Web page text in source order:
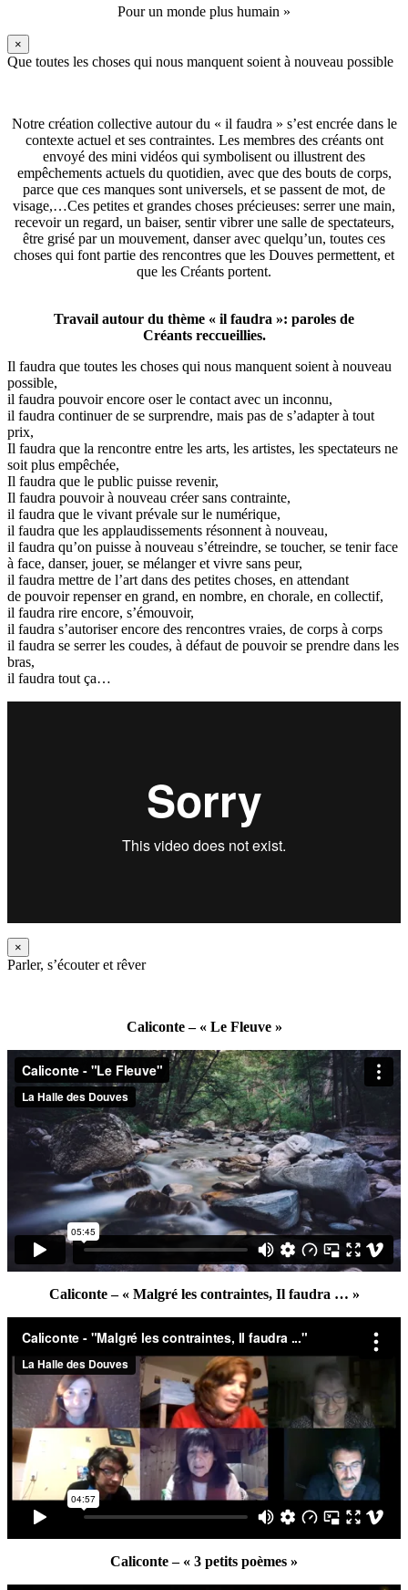
Pour un monde plus humain »
×
Que toutes les choses qui nous manquent soient à nouveau possible
Notre création collective autour du « il faudra » s’est encrée dans le
contexte actuel et ses contraintes. Les membres des créants ont
envoyé des mini vidéos qui symbolisent ou illustrent des
empêchements actuels du quotidien, avec que des bouts de corps,
parce que ces manques sont universels, et se passent de mot, de
visage,…Ces petites et grandes choses précieuses: serrer une main,
recevoir un regard, un baiser, sentir vibrer une salle de spectateurs,
être grisé par un mouvement, danser avec quelqu’un, toutes ces
choses qui font partie des rencontres que les Douves permettent, et
que les Créants portent.
Travail autour du thème « il faudra »: paroles de
Créants reccueillies.
Il faudra que toutes les choses qui nous manquent soient à nouveau
possible,
il faudra pouvoir encore oser le contact avec un inconnu,
il faudra continuer de se surprendre, mais pas de s’adapter à tout
prix,
Il faudra que la rencontre entre les arts, les artistes, les spectateurs ne
soit plus empêchée,
Il faudra que le public puisse revenir,
Il faudra pouvoir à nouveau créer sans contrainte,
il faudra que le vivant prévale sur le numérique,
il faudra que les applaudissements résonnent à nouveau,
il faudra qu’on puisse à nouveau s’étreindre, se toucher, se tenir face
à face, danser, jouer, se mélanger et vivre sans peur,
il faudra mettre de l’art dans des petites choses, en attendant
de pouvoir repenser en grand, en nombre, en chorale, en collectif,
il faudra rire encore, s’émouvoir,
il faudra s’autoriser encore des rencontres vraies, de corps à corps
il faudra se serrer les coudes, à défaut de pouvoir se prendre dans les
bras,
il faudra tout ça…
×
Parler, s’écouter et rêver
Caliconte – « Le Fleuve »
Caliconte – « Malgré les contraintes, Il faudra … »
Caliconte – « 3 petits poèmes »